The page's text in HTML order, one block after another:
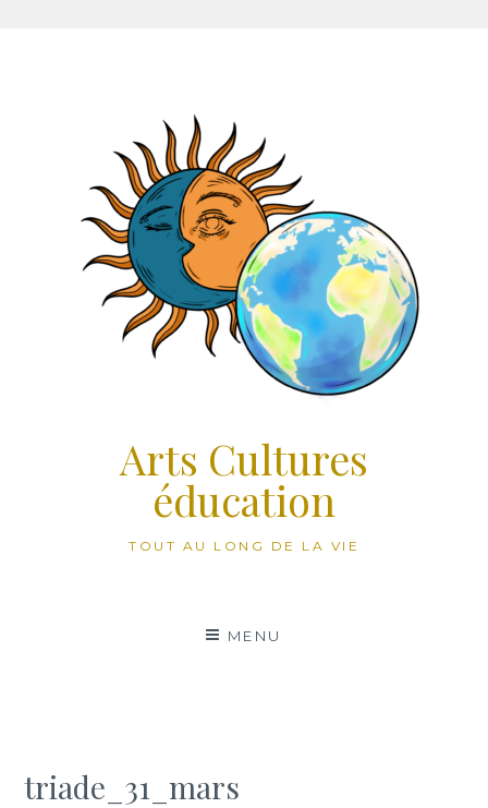
Arts Cultures
éducation
TOUT AU LONG DE LA VIE
MENU
triade_31_mars